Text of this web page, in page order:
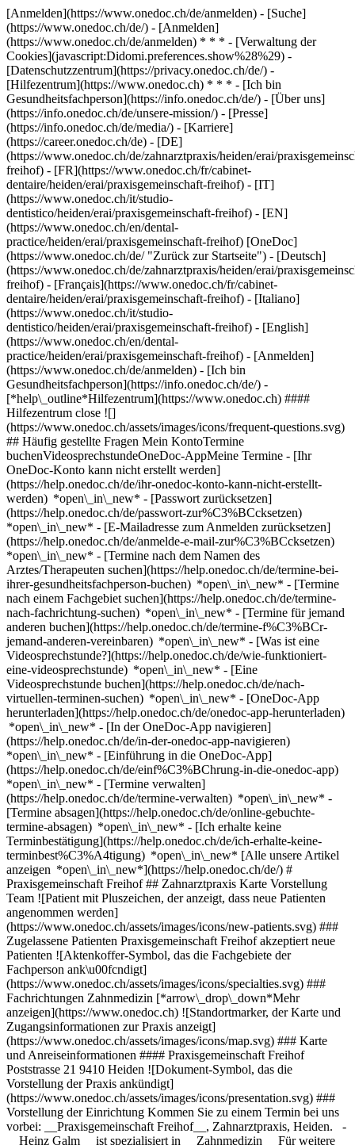
[Anmelden](https://www.onedoc.ch/de/anmelden) - [Suche]
(https://www.onedoc.ch/de/) - [Anmelden]
(https://www.onedoc.ch/de/anmelden) * * * - [Verwaltung der
Cookies](javascript:Didomi.preferences.show%28%29) -
[Datenschutzzentrum](https://privacy.onedoc.ch/de/) -
[Hilfezentrum](https://www.onedoc.ch) * * * - [Ich bin
Gesundheitsfachperson](https://info.onedoc.ch/de/) - [Über uns]
(https://info.onedoc.ch/de/unsere-mission/) - [Presse]
(https://info.onedoc.ch/de/media/) - [Karriere]
(https://career.onedoc.ch/de) - [DE]
(https://www.onedoc.ch/de/zahnarztpraxis/heiden/erai/
freihof) - [FR](https://www.onedoc.ch/fr/cabinet-
dentaire/heiden/erai/praxisgemeinschaft-freihof) - [IT]
(https://www.onedoc.ch/it/studio-
dentistico/heiden/erai/praxisgemeinschaft-freihof) - [EN]
(https://www.onedoc.ch/en/dental-
practice/heiden/erai/praxisgemeinschaft-freihof) [OneDoc]
(https://www.onedoc.ch/de/ "Zurück zur Startseite") - [Deutsch]
(https://www.onedoc.ch/de/zahnarztpraxis/heiden/erai/
freihof) - [Français](https://www.onedoc.ch/fr/cabinet-
dentaire/heiden/erai/praxisgemeinschaft-freihof) - [Italiano]
(https://www.onedoc.ch/it/studio-
dentistico/heiden/erai/praxisgemeinschaft-freihof) - [English]
(https://www.onedoc.ch/en/dental-
practice/heiden/erai/praxisgemeinschaft-freihof) - [Anmelden]
(https://www.onedoc.ch/de/anmelden) - [Ich bin
Gesundheitsfachperson](https://info.onedoc.ch/de/) -
[*help\_outline*Hilfezentrum](https://www.onedoc.ch) ####
Hilfezentrum close ![]
(https://www.onedoc.ch/assets/images/icons/frequent-questions.svg)
## Häufig gestellte Fragen Mein KontoTermine
buchenVideosprechstundeOneDoc-AppMeine Termine - [Ihr
OneDoc-Konto kann nicht erstellt werden]
(https://help.onedoc.ch/de/ihr-onedoc-konto-kann-nicht-erstellt-
werden) *open\_in\_new* - [Passwort zurücksetzen]
(https://help.onedoc.ch/de/passwort-zur%C3%BCcksetzen)
*open\_in\_new* - [E-Mailadresse zum Anmelden zurücksetzen]
(https://help.onedoc.ch/de/anmelde-e-mail-zur%C3%BCcksetzen)
*open\_in\_new* - [Termine nach dem Namen des
Arztes/Therapeuten suchen](https://help.onedoc.ch/de/termine-bei-
ihrer-gesundheitsfachperson-buchen) *open\_in\_new* - [Termine
nach einem Fachgebiet suchen](https://help.onedoc.ch/de/termine-
nach-fachrichtung-suchen) *open\_in\_new* - [Termine für jemand
anderen buchen](https://help.onedoc.ch/de/termine-f%C3%BCr-
jemand-anderen-vereinbaren) *open\_in\_new* - [Was ist eine
Videosprechstunde?](https://help.onedoc.ch/de/wie-funktioniert-
eine-videosprechstunde) *open\_in\_new* - [Eine
Videosprechstunde buchen](https://help.onedoc.ch/de/nach-
virtuellen-terminen-suchen) *open\_in\_new* - [OneDoc-App
herunterladen](https://help.onedoc.ch/de/onedoc-app-herunterladen)
*open\_in\_new* - [In der OneDoc-App navigieren]
(https://help.onedoc.ch/de/in-der-onedoc-app-navigieren)
*open\_in\_new* - [Einführung in die OneDoc-App]
(https://help.onedoc.ch/de/einf%C3%BChrung-in-die-onedoc-app)
*open\_in\_new* - [Termine verwalten](https://help.onedoc.ch/de/termine-verwalten) *open\_in\_new* - [Termine absagen](https://help.onedoc.ch/de/online-gebuchte-termine-absagen) *open\_in\_new* - [Ich erhalte keine Terminbestätigung](https://help.onedoc.ch/de/ich-erhalte-keine-terminbest%C3%A4tigung) *open\_in\_new* [Alle unsere Artikel anzeigen *open\_in\_new*](https://help.onedoc.ch/de/) # Praxisgemeinschaft Freihof ## Zahnarztpraxis Karte Vorstellung Team ![Patient mit Pluszeichen, der anzeigt, dass neue Patienten angenommen werden](https://www.onedoc.ch/assets/images/icons/new-patients.svg) ### Zugelassene Patienten Praxisgemeinschaft Freihof akzeptiert neue Patienten ![Aktenkoffer-Symbol, das die Fachgebiete der Fachperson ank\u00fcndigt](https://www.onedoc.ch/assets/images/icons/specialties.svg) ### Fachrichtungen Zahnmedizin [*arrow\_drop\_down*Mehr anzeigen](https://www.onedoc.ch) ![Standortmarker, der Karte und Zugangsinformationen zur Praxis anzeigt](https://www.onedoc.ch/assets/images/icons/map.svg) ### Karte und Anreiseinformationen #### Praxisgemeinschaft Freihof Poststrasse 21 9410 Heiden ![Dokument-Symbol, das die Vorstellung der Praxis ankündigt](https://www.onedoc.ch/assets/images/icons/presentation.svg) ### Vorstellung der Einrichtung Kommen Sie zu einem Termin bei uns vorbei: __Praxisgemeinschaft Freihof__, Zahnarztpraxis, Heiden. - __Heinz Galm__ ist spezialisiert in __Zahnmedizin__ Für weitere Informationen oder um einen Termin zu buchen, können Sie uns auch anrufen: [071 891 62 62](tel:+41718916262). ![Personengruppe-Symbol, das die Liste der in der Praxis tätigen Fachpersonen ankündigt](https://www.onedoc.ch/assets/images/icons/team.svg) ### Team Zahnarzt [![Heinz Galm, Zahnarzt in Heiden](https://www.onedoc.ch/assets/images/male.png "Heinz Galm, Zahnarzt in Heiden") \ __Dr. Heinz Galm__](https://www.onedoc.ch/de/zahnarzt/heiden/p0v2/dr-heinz-galm) ![Sprechblasen-Symbol, das den FAQ-Bereich ank\u00fcndigt](https://www.onedoc.ch/assets/images/icons/faq.svg) ### FAQ *expand\_more* *keyboard\_arrow\_right* ## Wie lautet die Adresse von Praxisgemeinschaft Freihof? Praxisgemeinschaft Freihof empfängt Patienten hier: Poststrasse 21, 9410 Heiden. * * * *keyboard\_arrow\_right* ## Wie lautet die Telefonnummer von Praxisgemeinschaft Freihof? Die Telefonnummer von Praxisgemeinschaft Freihof lautet [071 891 62 62](tel:+41718916262). * * * *keyboard\_arrow\_right* ## Welche Fachrichtungen werden in Praxisgemeinschaft Freihof praktiziert? Praxisgemeinschaft Freihof bietet Beratungen/ Behandlungen in [Zahnmedizin](https://www.onedoc.ch/de/zahnarzt/heiden) an. * * * *keyboard\_arrow\_right* ## Nimmt Praxisgemeinschaft Freihof neue Patienten auf? Ja, Praxisgemeinschaft Freihof nimmt neue Patienten an. Um einen Termin zu vereinbaren, können neue Patienten einfach online über OneDoc buchen. * * * *keyboard\_arrow\_right* ## Welche Sprachen werden in Praxisgemeinschaft Freihof gesprochen? Praxisgemeinschaft Freihof bietet Beratungen/ Behandlungen in Deutsch an. 1. [OneDoc](https://www.onedoc.ch/de/)/ 2. [Zahnarztpraxis](https://www.onedoc.ch/de/zahnarztpraxis)/ 3. [Kanton Appenzell Ausserrhoden](https://www.onedoc.ch/de/zahnarztpraxis/kanton-appenzell-ausserrhoden)/ 4. [Heiden](https://www.onedoc.ch/de/zahnarztpraxis/heiden)/ 5. Praxisgemeinschaft Freihof ### Sind Sie zuständig für die Verwaltung dieser Einrichtung? Beanspruchen Sie Ihr OneDoc Profil! OneDoc hilft Ihnen: *group*neue Patienten anzusprechen *phone\_in\_talk*die Anzahl der Anrufe in der Praxis zu reduzieren *thumb\_up*den Patienten einen modernen, digitalen Service anzubieten [OneDoc Pro entdecken](https://info.onedoc.ch/de/) ### Laden Sie die OneDoc-App herunter Buchen Sie online einen Termin bei einem Arzt, Zahnarzt oder Therapeuten in Ihrer Nähe in der Schweiz. Mit der OneDoc-App können Sie alle Ihre medizinischen Termine von Ihrem Handy aus verwalten, jederzeit und überall. ![QR-Code, der zum Apple App Store oder Google Play leitet, um die OneDoc Patienten-App zu laden](https://www.onedoc.ch/assets/images/download-app-qr.jpeg) Scannen Sie den QR-Code, um die App herunterzuladen [![Laden Sie unsere App im App Store herunter!](https://www.onedoc.ch/assets/images/app-store-badge-de.svg)](https://apps.apple.com/ch/app/onedoc/id1592376413?l=fr)[![Laden Sie unsere App im Google Play Store herunter!](https://www.onedoc.ch/assets/images/google-play-badge-de.png)](https://play.google.com/store/apps/details?id=ch.onedoc.patient&hl=fr-CH) *keyboard\_arrow\_right* ## Verwandte Suchbegriffe [Zahnarzt in St. Gallen](https://www.onedoc.ch/de/zahnarzt/st-gallen)[Zahnarzt in Buchs SG](https://www.onedoc.ch/de/zahnarzt/buchs?state=SG) *keyboard\_arrow\_right* ## Beliebte Suchbegriffe [Zahnarztpraxis in Herisau](https://www.onedoc.ch/de/zahnarztpraxis/herisau)[Zahnarztpraxis in Heiden](https://www.onedoc.ch/de/zahnarztpraxis/heiden)[Zahnarztpraxis in Lustmühle](https://www.onedoc.ch/de/zahnarztpraxis/lustmuhle)[Zahnarztpraxis in Teufen](https://www.onedoc.ch/de/zahnarztpraxis/teufen)[Zahnarztpraxis in Niederteufen](https://www.onedoc.ch/de/zahnarztpraxis/niederteufen)[Zahnarztpraxis in Speicher](https://www.onedoc.ch/de/zahnarztpraxis/speicher)[Zahnarztpraxis in Gais](https://www.onedoc.ch/de/zahnarztpraxis/gais)[Zahnarztpraxis in Walzenhausen](https://www.onedoc.ch/de/zahnarztpraxis/walzenhausen)[Zahnarztpraxis in Lutzenberg](https://www.onedoc.ch/de/zahnarztpraxis/lutzenberg)[Zahnarztpraxis in Wienacht-Tobel](https://www.onedoc.ch/de/zahnarztpraxis/wienacht-tobel)[Zahnarztpraxis in Wolfhalden](https://www.onedoc.ch/de/zahnarztpraxis/wolfhalden)[Zahnarztpraxis in Grub AR](https://www.onedoc.ch/de/zahnarztpraxis/grub)[Zahnarztpraxis in Bühler](https://www.onedoc.ch/de/zahnarztpraxis/buhler)[Zahnarztpraxis in Waldstatt](https://www.onedoc.ch/de/zahnarztpraxis/waldstatt)[Zahnarztpraxis in Stein AR](https://www.onedoc.ch/de/zahnarztpraxis/stein) *keyboard\_arrow\_right* ## Verzeichnis der Einrichtungen [Medizinische Praxis](https://www.onedoc.ch/de/medizinische-praxis)[Medizinisches Zentrum](https://www.onedoc.ch/de/medizinisches-zentrum)[Gruppenpraxis](https://www.onedoc.ch/de/gruppenpraxis)[Zahnarztpraxis](https://www.onedoc.ch/de/zahnarztpraxis)[Apotheke](https://www.onedoc.ch/de/apotheke)[Osteopathiepraxis](https://www.onedoc.ch/de/osteopathiepraxis)[Physiotherapiepraxis](https://www.onedoc.ch/de/physiotherapiepraxis)[Medizinische Gruppe](https://www.onedoc.ch/de/medizinische-gruppe)[Zahnklinik](https://www.onedoc.ch/de/zahnklinik)[Gesundheitszentrum](https://www.onedoc.ch/de/gesundheitszentrum)[Optikgeschäft](https://www.onedoc.ch/de/optikgeschaft)[Hörzentrum](https://www.onedoc.ch/de/horzentrum)[Klinik](https://www.onedoc.ch/de/klinik)[Spital](https://www.onedoc.ch/de/spital)[Medizinisches und Zahnmedizinisches Zentrum](https://www.onedoc.ch/de/medizinisches-und-zahnmedizinisches-zentrum)[Pflegezentrum](https://www.onedoc.ch/de/pflegezentrum)[Medizinisches Labor](https://www.onedoc.ch/de/medizinisches-labor)[Praxis für Alternative Medizin](https://www.onedoc.ch/de/praxis-fur-alternative-medizin)[Medizinisches Bildgebungszentrum](https://www.onedoc.ch/de/medizinisches-bildgebungszentrum) *keyboard\_arrow\_right* ## Finden Sie einen Arzt oder Therapeuten [Ärzte- und Therapeutenverzeichnis](https://www.onedoc.ch/de/verzeichnis) [A](https://www.onedoc.ch/de/verzeichnis/A) [B](https://www.onedoc.ch/de/verzeichnis/B) [C](https://www.onedoc.ch/de/verzeichnis/C) [D](https://www.onedoc.ch/de/verzeichnis/D) [E](https://www.onedoc.ch/de/verzeichnis/E) [F](https://www.onedoc.ch/de/verzeichnis/F) [G](https://www.onedoc.ch/de/verzeichnis/G) [H](https://www.onedoc.ch/de/verzeichnis/H) [I](https://www.onedoc.ch/de/verzeichnis/I) [J](https://www.onedoc.ch/de/verzeichnis/J) [K](https://www.onedoc.ch/de/verzeichnis/K) [L](https://www.onedoc.ch/de/verzeichnis/L) [M](https://www.onedoc.ch/de/verzeichnis/M) [N](https://www.onedoc.ch/de/verzeichnis/N) [O](https://www.onedoc.ch/de/verzeichnis/O) [P](https://www.onedoc.ch/de/verzeichnis/P) [Q](https://www.onedoc.ch/de/verzeichnis/Q) [R](https://www.onedoc.ch/de/verzeichnis/R) [S](https://www.onedoc.ch/de/verzeichnis/S) [T](https://www.onedoc.ch/de/verzeichnis/T) [U](https://www.onedoc.ch/de/verzeichnis/U) [V](https://www.onedoc.ch/de/verzeichnis/V) [W](https://www.onedoc.ch/de/verzeichnis/W) [X](https://www.onedoc.ch/de/verzeichnis/X) [Y](https://www.onedoc.ch/de/verzeichnis/Y) [Z](https://www.onedoc.ch/de/verzeichnis/Z) ## OneDoc [Ich bin Gesundheitsfachperson](https://info.onedoc.ch/de/) [Über uns](https://info.onedoc.ch/de/unsere-mission/) [Presse](https://info.onedoc.ch/de/media/) [Karriere](https://career.onedoc.ch/de) [Datenschutzzentrum](https://privacy.onedoc.ch/de/) [Verwaltung der Cookies](javascript:Didomi.preferences.show%28%29) [Hilfezentrum](https://help.onedoc.ch/de/) ## Sprachen [Deutsch](https://www.onedoc.ch/de/zahnarztpraxis/heiden/erai/praxisgemeinschaft-freihof) [Français](https://www.onedoc.ch/fr/cabinet-dentaire/heiden/erai/praxisgemeinschaft-freihof) [Italiano](https://www.onedoc.ch/it/studio-dentistico/heiden/erai/praxisgemeinschaft-freihof) [English](https://www.onedoc.ch/en/dental-practice/heiden/erai/praxisgemeinschaft-freihof) ## Verwandte Suchbegriffe [Zahnarzt in St. Gallen](https://www.onedoc.ch/de/zahnarzt/st-gallen) [Zahnarzt in Buchs SG](https://www.onedoc.ch/de/zahnarzt/buchs?state=SG) ## Beliebte Suchbegriffe [Zahnarztpraxis in Herisau](https://www.onedoc.ch/de/zahnarztpraxis/herisau) [Zahnarztpraxis in Heiden](https://www.onedoc.ch/de/zahnarztpraxis/heiden) [Zahnarztpraxis in Lustmühle](https://www.onedoc.ch/de/zahnarztpraxis/lustmuhle) [Zahnarztpraxis in Teufen](https://www.onedoc.ch/de/zahnarztpraxis/teufen) [Zahnarztpraxis in Niederteufen](https://www.onedoc.ch/de/zahnarztpraxis/niederteufen) [Zahnarztpraxis in Speicher](https://www.onedoc.ch/de/zahnarztpraxis/speicher)